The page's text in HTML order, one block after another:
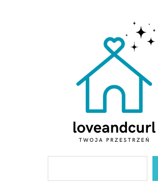
Loveandcurl